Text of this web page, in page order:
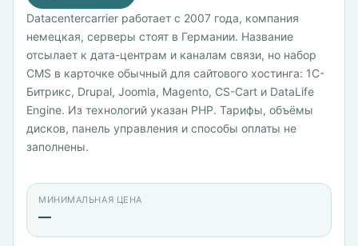
Datacentercarrier работает с 2007 года, компания
немецкая, серверы стоят в Германии. Название
отсылает к дата-центрам и каналам связи, но набор
CMS в карточке обычный для сайтового хостинга: 1С-
Битрикс, Drupal, Joomla, Magento, CS-Cart и DataLife
Engine. Из технологий указан PHP. Тарифы, объёмы
дисков, панель управления и способы оплаты не
заполнены.
МИНИМАЛЬНАЯ ЦЕНА
—